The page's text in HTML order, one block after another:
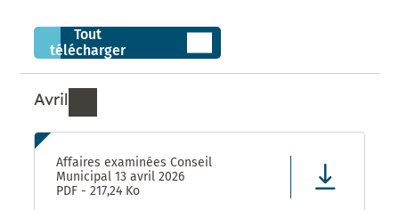
Tout
télécharger
Avril
Ressources de Avril 2026
Affaires examinées Conseil
Municipal 13 avril 2026
PDF - 217,24 Ko